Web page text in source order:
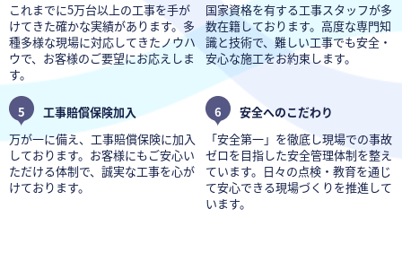
これまでに5万台以上の工事を手が
けてきた確かな実績があります。多
種多様な現場に対応してきたノウハ
ウで、お客様のご要望にお応えしま
す。
国家資格を有する工事スタッフが多
数在籍しております。高度な専門知
識と技術で、難しい工事でも安全・
安心な施工をお約束します。
5
工事賠償保険加入
万が一に備え、工事賠償保険に加入
しております。お客様にもご安心い
ただける体制で、誠実な工事を心が
けております。
6
安全へのこだわり
「安全第一」を徹底し現場での事故
ゼロを目指した安全管理体制を整え
ています。日々の点検・教育を通じ
て安心できる現場づくりを推進して
います。